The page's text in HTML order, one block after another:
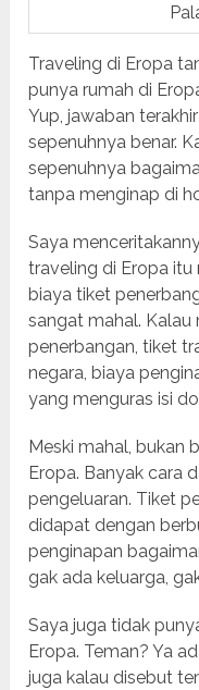
Traveling di Eropa
punya rumah di
Yup, jawaban
sepenuhnya benar.
sepenuhnya
tanpa menginap di
Saya
traveling di Eropa itu
biaya tiket
sangat mahal. Kalau
penerbangan, tiket
negara, biaya
yang menguras isi
Meski mahal, bukan
Eropa. Banyak cara
pengeluaran. Tiket
didapat dengan
penginapan
gak ada keluarga,
Saya juga tidak
Eropa. Teman? Ya
juga kalau disebut